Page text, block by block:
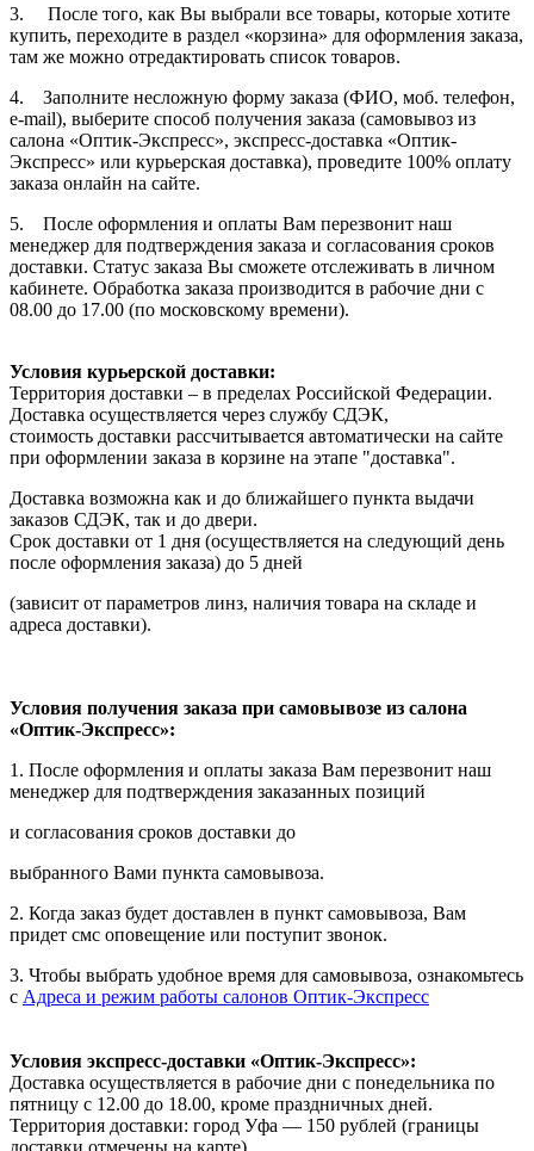
3. После того, как Вы выбрали все товары, которые хотите
купить, переходите в раздел «корзина» для оформления заказа,
там же можно отредактировать список товаров.
4. Заполните несложную форму заказа (ФИО, моб. телефон,
e-mail), выберите способ получения заказа (самовывоз из
салона «Оптик-Экспресс», экспресс-доставка «Оптик-
Экспресс» или курьерская доставка), проведите 100% оплату
заказа онлайн на сайте.
5. После оформления и оплаты Вам перезвонит наш
менеджер для подтверждения заказа и согласования сроков
доставки. Статус заказа Вы сможете отслеживать в личном
кабинете. Обработка заказа производится в рабочие дни с
08.00 до 17.00 (по московскому времени).
Условия курьерской доставки:
Территория доставки – в пределах Российской Федерации.
Доставка осуществляется через службу СДЭК,
стоимость доставки рассчитывается автоматически на сайте
при оформлении заказа в корзине на этапе "доставка".
Доставка возможна как и до ближайшего пункта выдачи
заказов СДЭК, так и до двери.
Срок доставки от 1 дня (осуществляется на следующий день
после оформления заказа) до 5 дней
(зависит от параметров линз, наличия товара на складе и
адреса доставки).
Условия получения заказа при самовывозе из салона
«Оптик-Экспресс»:
1. После оформления и оплаты заказа Вам перезвонит наш
менеджер для подтверждения заказанных позиций
и согласования сроков доставки до
выбранного Вами пункта самовывоза.
2. Когда заказ будет доставлен в пункт самовывоза, Вам
придет смс оповещение или поступит звонок.
3. Чтобы выбрать удобное время для самовывоза, ознакомьтесь
с Адреса и режим работы салонов Оптик-Экспресс
Условия экспресс-доставки «Оптик-Экспресс»:
Доставка осуществляется в рабочие дни с понедельника по
пятницу с 12.00 до 18.00, кроме праздничных дней.
Территория доставки: город Уфа — 150 рублей (границы
доставки отмечены на карте).